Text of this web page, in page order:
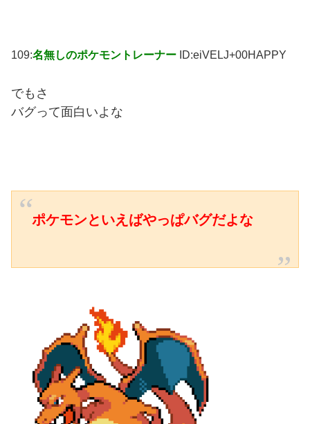
109:名無しのポケモントレーナー ID:eiVELJ+00HAPPY
でもさ
バグって面白いよな
ポケモンといえばやっぱバグだよな